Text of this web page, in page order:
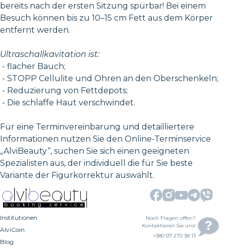
bereits nach der ersten Sitzung spürbar! Bei einem
Besuch können bis zu 10–15 cm Fett aus dem Körper
entfernt werden.
Ultraschallkavitation ist:
- flacher Bauch;
- STOPP Cellulite und Ohren an den Oberschenkeln;
- Reduzierung von Fettdepots;
- Die schlaffe Haut verschwindet.
Für eine Terminvereinbarung und detailliertere
Informationen nutzen Sie den Online-Terminservice
„AlviBeauty“, suchen Sie sich einen geeigneten
Spezialisten aus, der individuell die für Sie beste
Variante der Figurkorrektur auswählt.
Institutionen
AlviCoin
Blog
Noch Fragen offen?
Kontaktieren Sie uns!
+380 97 270 38 13